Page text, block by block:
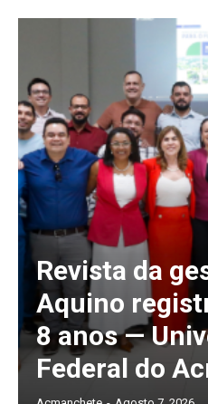
Revista da
Aquino
8 anos —
Federal do